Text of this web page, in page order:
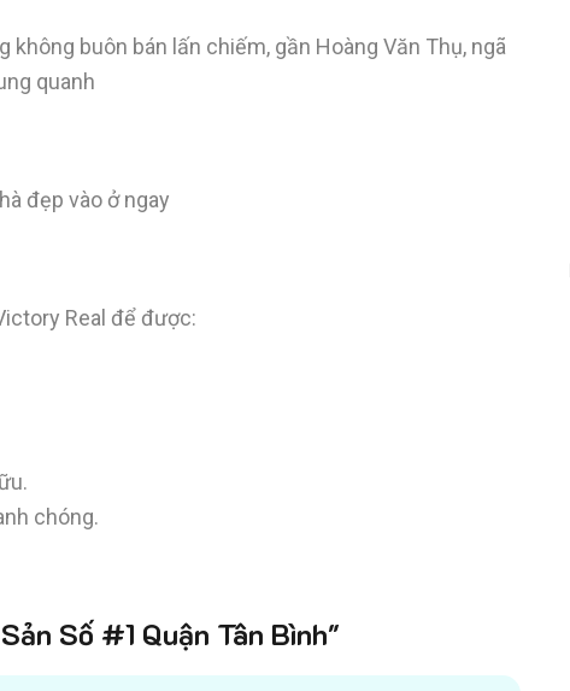
buôn bán lấn chiếm, gần Hoàng Văn Thụ, ngã
quanh
đẹp vào ở ngay
Real để được:
chóng.
Số #1 Quận Tân Bình"